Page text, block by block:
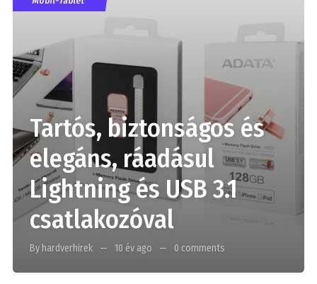
Tartós, biztonságos és
elegáns, ráadásul
Lightning és USB 3.1
csatlakozóval
By hardverhirek 10 év ago 0 comments